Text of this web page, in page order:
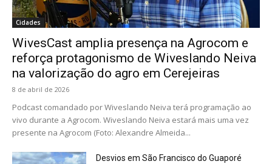
Cidades
WivesCast amplia presença na Agrocom e
reforça protagonismo de Wiveslando Neiva
na valorização do agro em Cerejeiras
8 de abril de 2026
Podcast comandado por Wiveslando Neiva terá programação ao
vivo durante a Agrocom. Wiveslando Neiva estará mais uma vez
presente na Agrocom (Foto: Alexandre Almeida...
Desvios em São Francisco do Guaporé